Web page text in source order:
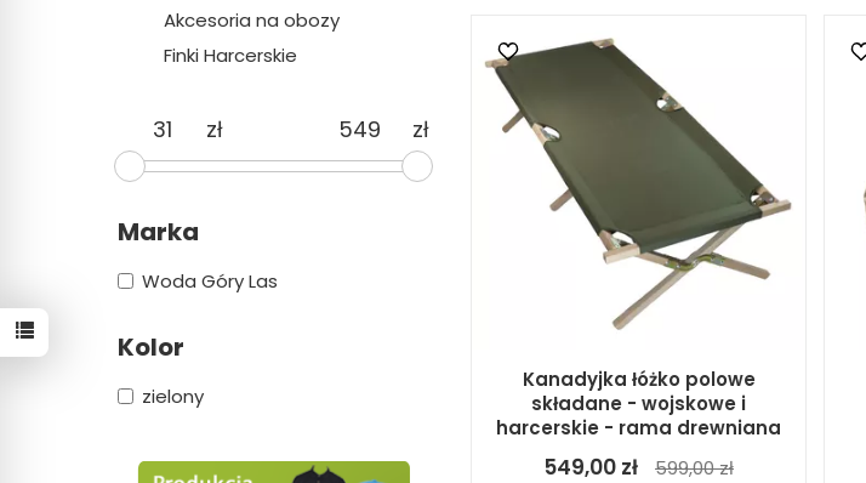
Kanadyjka łóżko polowe
składane - wojskowe i
harcerskie - rama drewniana
549,00 zł 599,00 zł
Akcesoria na obozy
Finki Harcerskie
zł zł
Marka
Woda Góry Las
Kolor
zielony